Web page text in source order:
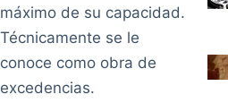
máximo de su capacidad.
Técnicamente se le
conoce como obra de
excedencias.